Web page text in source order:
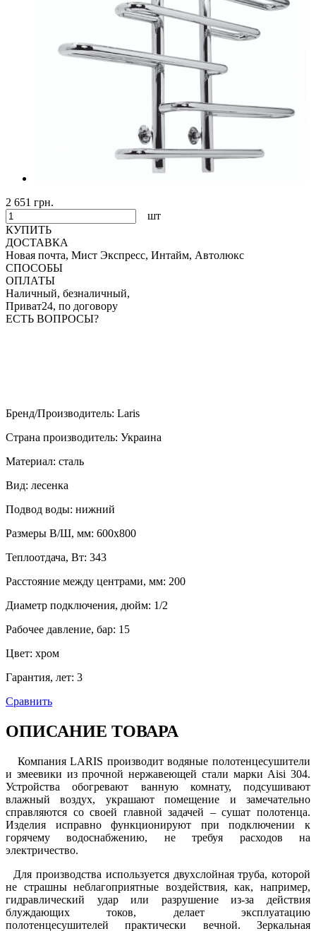
2 651 грн.
шт
КУПИТЬ
ДОСТАВКА
Новая почта, Мист Экспресс, Интайм, Автолюкс
СПОСОБЫ
ОПЛАТЫ
Наличный, безналичный,
Приват24, по договору
ЕСТЬ ВОПРОСЫ?
Бренд/Производитель: Laris
Страна производитель: Украина
Материал: сталь
Вид: лесенка
Подвод воды: нижний
Размеры В/Ш, мм: 600х800
Теплоотдача, Вт: 343
Расстояние между центрами, мм: 200
Диаметр подключения, дюйм: 1/2
Рабочее давление, бар: 15
Цвет: хром
Гарантия, лет: 3
Сравнить
ОПИСАНИЕ ТОВАРА
Компания LARIS производит водяные полотенцесушители
и змеевики из прочной нержавеющей стали марки Aisi 304.
Устройства обогревают ванную комнату, подсушивают
влажный воздух, украшают помещение и замечательно
справляются со своей главной задачей – сушат полотенца.
Изделия исправно функционируют при подключении к
горячему водоснабжению, не требуя расходов на
электричество.
Для производства используется двухслойная труба, которой
не страшны неблагоприятные воздействия, как, например,
гидравлический удар или разрушение из-за действия
блуждающих токов, делает эксплуатацию
полотенцесушителей практически вечной. Зеркальная